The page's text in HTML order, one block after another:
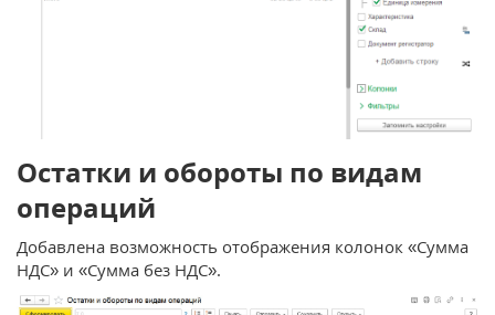
Остатки и обороты по видам
операций
Добавлена возможность отображения колонок «Сумма
НДС» и «Сумма без НДС».